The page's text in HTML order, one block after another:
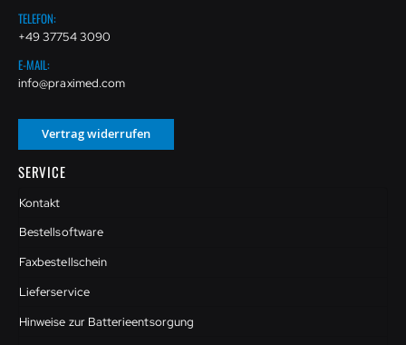
TELEFON:
+49 37754 3090
E-MAIL:
info@praximed.com
Vertrag widerrufen
SERVICE
Kontakt
Bestellsoftware
Faxbestellschein
Lieferservice
Hinweise zur Batterieentsorgung